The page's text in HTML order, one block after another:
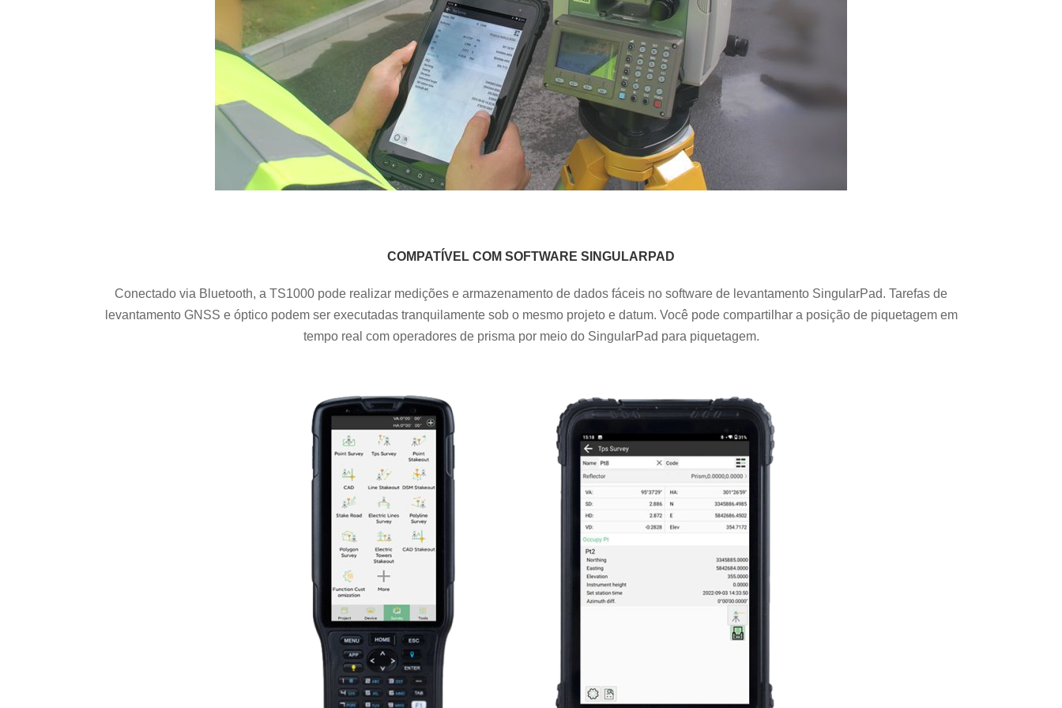
COMPATÍVEL COM SOFTWARE SINGULARPAD
Conectado via Bluetooth, a TS1000 pode realizar medições e armazenamento de dados fáceis no software de levantamento SingularPad. Tarefas de
levantamento GNSS e óptico podem ser executadas tranquilamentesob o mesmo projeto e datum. Você pode compartilhar a posição de piquetagem em
tempo real com operadores de prisma por meio do SingularPad para piquetagem.